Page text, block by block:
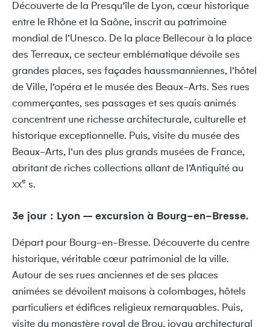
Découverte de la Presqu’île de Lyon, cœur historique
entre le Rhône et la Saône, inscrit au patrimoine
mondial de l’Unesco. De la place Bellecour à la place
des Terreaux, ce secteur emblématique dévoile ses
grandes places, ses façades haussmanniennes, l’hôtel
de Ville, l’opéra et le musée des Beaux-Arts. Ses rues
commerçantes, ses passages et ses quais animés
concentrent une richesse architecturale, culturelle et
historique exceptionnelle. Puis, visite du musée des
Beaux-Arts, l’un des plus grands musées de France,
abritant de riches collections allant de l’Antiquité au
XXe s.
3e jour : Lyon – excursion à Bourg-en-Bresse.
Départ pour Bourg-en-Bresse. Découverte du centre
historique, véritable cœur patrimonial de la ville.
Autour de ses rues anciennes et de ses places
animées se dévoilent maisons à colombages, hôtels
particuliers et édifices religieux remarquables. Puis,
visite du monastère royal de Brou, joyau architectural